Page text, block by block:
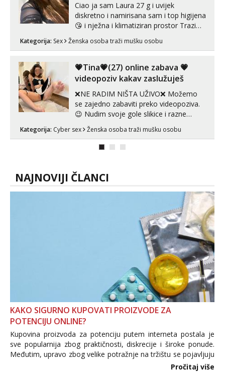
Ciao ja sam Laura 27 g i uvijek
diskretno i namirisana sam i top higijena
😘 i nježna i klimatiziran prostor Trazim
Pusenje i gutanje sperme Erotsko rublje
tijelu Iskljucivo neradim analni !!! I
neljubim se Wha...
Kategorija: Sex Ženska osoba traži mušku osobu
💗Tina💗(27) online zabava 💗
videopoziv kakav zaslužuješ
❌NE RADIM NIŠTA UŽIVO❌ Možemo
se zajedno zabaviti preko videopoziva.
😉 Nudim svoje gole slikice i razne
videouradke. 🤩 Za online zabavu pošalji
poruku na Whatsapp, Telegram ili Viber.
Kategorija: Cyber sex Ženska osoba traži mušku osobu
NAJNOVIJI ČLANCI
KAKO SIGURNO KUPOVATI PROIZVODE ZA
POTENCIJU ONLINE?
Kupovina proizvoda za potenciju putem interneta postala je
sve popularnija zbog praktičnosti, diskrecije i široke ponude.
Međutim, upravo zbog velike potražnje na tržištu se pojavljuju
i brojni krivotvoreni proizvodi, nepouzdane internetske
Pročitaj više